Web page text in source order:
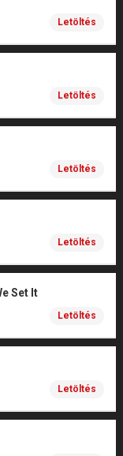
Letöltés
Letöltés
Letöltés
Letöltés
Set It
Letöltés
Letöltés